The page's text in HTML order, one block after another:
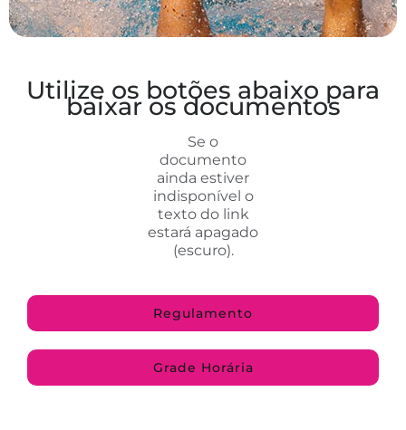
Utilize os botões abaixo para
baixar os documentos
Se o
documento
ainda estiver
indisponível o
texto do link
estará apagado
(escuro).
Regulamento
Grade Horária